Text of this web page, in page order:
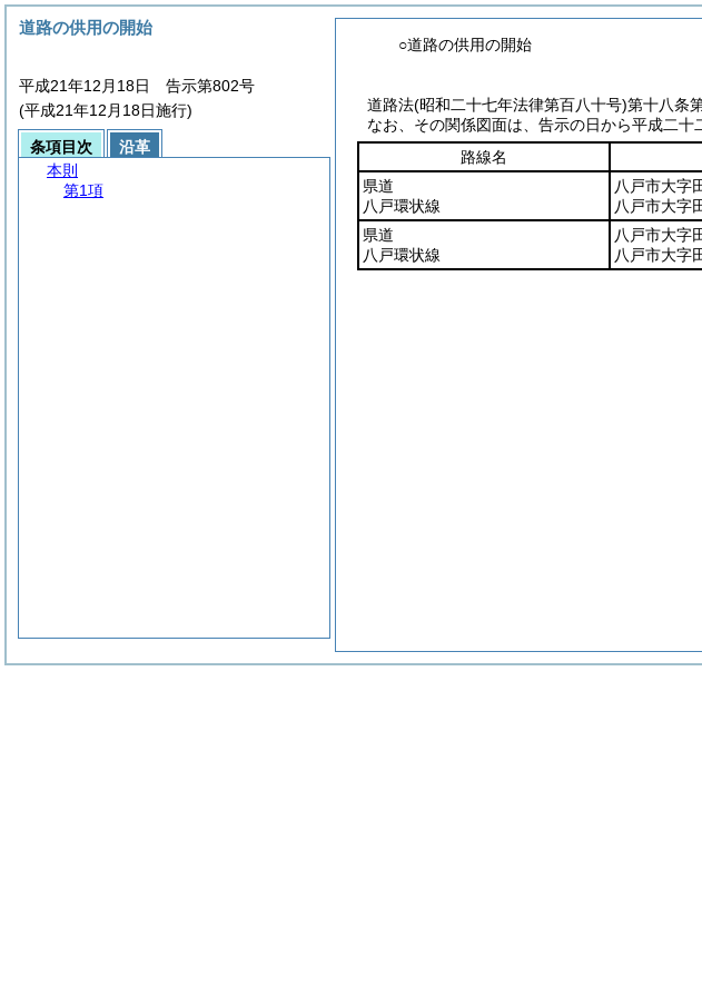
○道路の供用の開始
道路法(昭和二十七年法律第百八十号)第十八条
なお、その関係図面は、告示の日から平成二
路線名
県道
八戸環状線
八戸市大字
八戸市大字
県道
八戸環状線
八戸市大字
八戸市大字
道路の供用の開始
平成21年12月18日 告示第802号
(平成21年12月18日施行)
条項目次
沿革
本則
第1項